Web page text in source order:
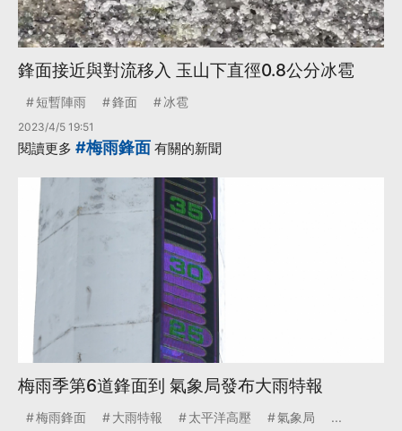
鋒面接近與對流移入 玉山下直徑0.8公分冰雹
短暫陣雨 鋒面 冰雹
2023/4/5 19:51
閱讀更多 #梅雨鋒面 有關的新聞
梅雨季第6道鋒面到 氣象局發布大雨特報
梅雨鋒面 大雨特報 太平洋高壓 氣象局 ...